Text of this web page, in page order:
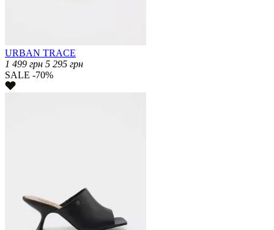
URBAN TRACE
1 499 грн 5 295 грн
SALE -70%